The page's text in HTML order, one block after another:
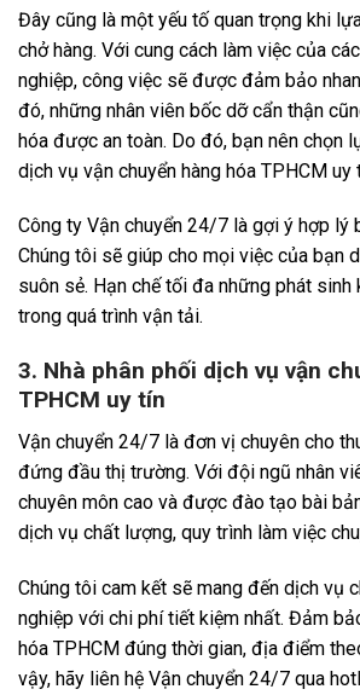
Đây cũng là một yếu tố quan trọng khi
chở hàng. Với cung cách làm việc của
nghiệp, công việc sẽ được đảm bảo
đó, những nhân viên bốc dỡ cẩn thận
hóa được an toàn. Do đó, bạn nên chọn
dịch vụ vận chuyển hàng hóa TPHCM uy
Công ty Vận chuyển 24/7 là gợi ý hợp lý
Chúng tôi sẽ giúp cho mọi việc của bạn
suôn sẻ. Hạn chế tối đa những phát sinh
trong quá trình vận tải.
3. Nhà phân phối dịch vụ vận
TPHCM uy tín
Vận chuyển 24/7 là đơn vị chuyên cho
đứng đầu thị trường. Với đội ngũ nhân
chuyên môn cao và được đào tạo bài
dịch vụ chất lượng, quy trình làm việc
Chúng tôi cam kết sẽ mang đến dịch vụ
nghiệp với chi phí tiết kiệm nhất. Đảm
hóa TPHCM đúng thời gian, địa điểm
vậy, hãy liên hệ Vận chuyển 24/7 qua